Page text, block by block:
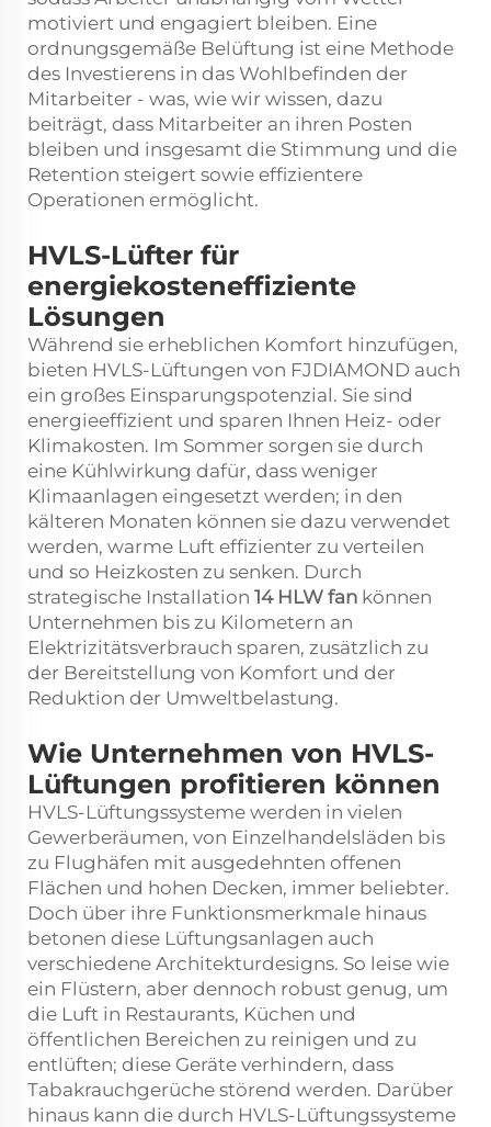
motiviert und engagiert bleiben. Eine
ordnungsgemäße Belüftung ist eine Methode
des Investierens in das Wohlbefinden der
Mitarbeiter - was, wie wir wissen, dazu
beiträgt, dass Mitarbeiter an ihren Posten
bleiben und insgesamt die Stimmung und die
Retention steigert sowie effizientere
Operationen ermöglicht.
HVLS-Lüfter für
energiekosteneffiziente
Lösungen
Während sie erheblichen Komfort hinzufügen,
bieten HVLS-Lüftungen von FJDIAMOND auch
ein großes Einsparungspotenzial. Sie sind
energieeffizient und sparen Ihnen Heiz- oder
Klimakosten. Im Sommer sorgen sie durch
eine Kühlwirkung dafür, dass weniger
Klimaanlagen eingesetzt werden; in den
kälteren Monaten können sie dazu verwendet
werden, warme Luft effizienter zu verteilen
und so Heizkosten zu senken. Durch
strategische Installation 14 HLW fan können
Unternehmen bis zu Kilometern an
Elektrizitätsverbrauch sparen, zusätzlich zu
der Bereitstellung von Komfort und der
Reduktion der Umweltbelastung.
Wie Unternehmen von HVLS-
Lüftungen profitieren können
HVLS-Lüftungssysteme werden in vielen
Gewerberäumen, von Einzelhandelsläden bis
zu Flughäfen mit ausgedehnten offenen
Flächen und hohen Decken, immer beliebter.
Doch über ihre Funktionsmerkmale hinaus
betonen diese Lüftungsanlagen auch
verschiedene Architekturdesigns. So leise wie
ein Flüstern, aber dennoch robust genug, um
die Luft in Restaurants, Küchen und
öffentlichen Bereichen zu reinigen und zu
entlüften; diese Geräte verhindern, dass
Tabakrauchgerüche störend werden. Darüber
hinaus kann die durch HVLS-Lüftungssysteme